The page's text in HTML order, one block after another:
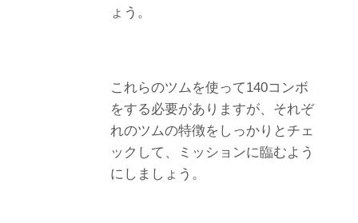
ょう。
これらのツムを使って140コンボ
をする必要がありますが、それぞ
れのツムの特徴をしっかりとチェ
ックして、ミッションに臨むよう
にしましょう。